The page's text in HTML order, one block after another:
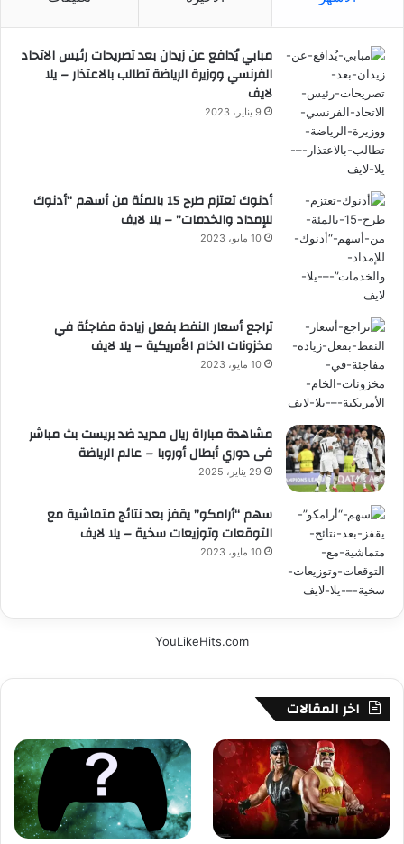
مبابي يُدافع عن زيدان بعد تصريحات رئيس الاتحاد
الفرنسي ووزيرة الرياضة تطالب بالاعتذار – يلا
لايف
9 يناير، 2023
أدنوك تعتزم طرح 15 بالمئة من أسهم “أدنوك
للإمداد والخدمات” – يلا لايف
10 مايو، 2023
تراجع أسعار النفط بفعل زيادة مفاجئة في
مخزونات الخام الأمريكية – يلا لايف
10 مايو، 2023
مشاهدة مباراة ريال مدريد ضد بريست بث مباشر
فى دوري أبطال أوروبا – عالم الرياضة
29 يناير، 2025
سهم “أرامكو” يقفز بعد نتائج متماشية مع
التوقعات وتوزيعات سخية – يلا لايف
10 مايو، 2023
YouLikeHits.com
اخر المقالات